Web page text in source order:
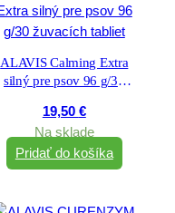
ALAVIS Calming Extra
silný pre psov 96 g/30
19,50 €
Na sklade
Pridať do košíka